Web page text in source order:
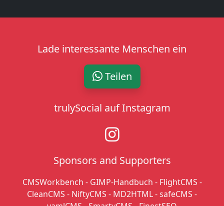
Lade interessante Menschen ein
Teilen
trulySocial auf Instagram
Sponsors and Supporters
CMSWorkbench - GIMP-Handbuch - FlightCMS -
CleanCMS - NiftyCMS - MD2HTML-safeCMS -